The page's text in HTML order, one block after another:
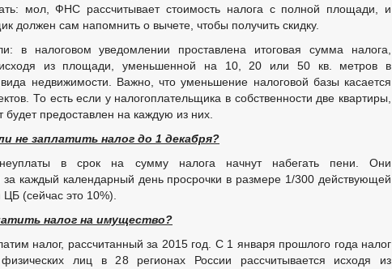
мол, ФНС рассчитывает стоимость налога с полной площади, и
должен сам напомнить о вычете, чтобы получить скидку.
в налоговом уведомлении проставлена итоговая сумма налога,
исходя из площади, уменьшенной на 10, 20 или 50 кв. метров в
недвижимости. Важно, что уменьшение налоговой базы касается
То есть если у налогоплательщика в собственности две квартиры,
будет предоставлен на каждую из них.
не заплатить налог до 1 декабря?
в срок на сумму налога начнут набегать пени. Они
за каждый календарный день просрочки в размере 1/300 действующей
ЦБ (сейчас это 10%).
налог на имущество?
налог, рассчитанный за 2015 год. С 1 января прошлого года налог
лиц в 28 регионах России рассчитывается исходя из